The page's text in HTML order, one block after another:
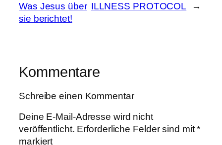
Was Jesus über
sie berichtet!
ILLNESS PROTOCOL
→
Kommentare
Schreibe einen Kommentar
Deine E-Mail-Adresse wird nicht
veröffentlicht. Erforderliche Felder sind mit*
markiert